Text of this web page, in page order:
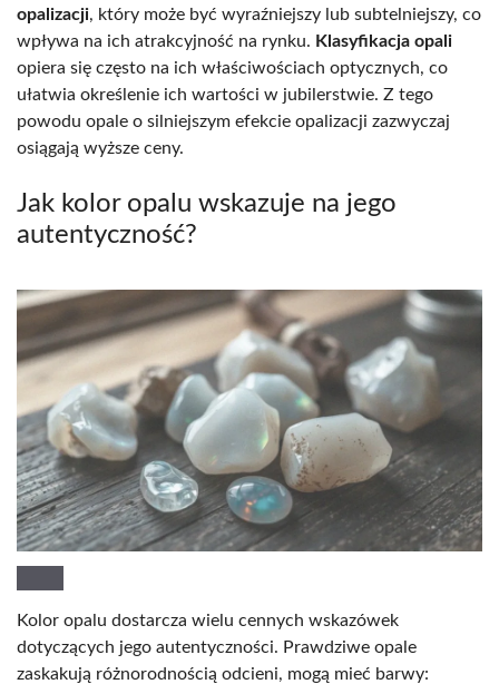
opalizacji, który może być wyraźniejszy lub subtelniejszy, co
wpływa na ich atrakcyjność na rynku. Klasyfikacja opali
opiera się często na ich właściwościach optycznych, co
ułatwia określenie ich wartości w jubilerstwie. Z tego
powodu opale o silniejszym efekcie opalizacji zazwyczaj
osiągają wyższe ceny.
Jak kolor opalu wskazuje na jego
autentyczność?
Kolor opalu dostarcza wielu cennych wskazówek
dotyczących jego autentyczności. Prawdziwe opale
zaskakują różnorodnością odcieni, mogą mieć barwy: